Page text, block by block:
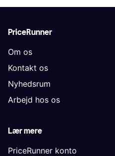
PriceRunner
Om os
Kontakt os
Nyhedsrum
Arbejd hos os
Lær mere
PriceRunner konto